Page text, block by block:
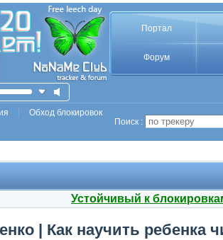
Портал
Форум
Обход блокировок
Поиск :
Устойчивый к
| Как научить ребенка